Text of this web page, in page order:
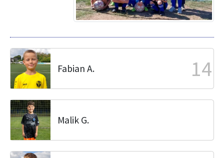
Fabian A. 14
Malik G.